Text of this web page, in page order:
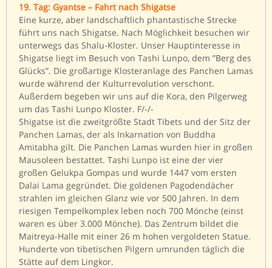
19. Tag: Gyantse – Fahrt nach Shigatse
Eine kurze, aber landschaftlich phantastische Strecke
führt uns nach Shigatse. Nach Möglichkeit besuchen wir
unterwegs das Shalu-Kloster. Unser Hauptinteresse in
Shigatse liegt im Besuch von Tashi Lunpo, dem ”Berg des
Glücks”. Die großartige Klosteranlage des Panchen Lamas
wurde während der Kulturrevolution verschont.
Außerdem begeben wir uns auf die Kora, den Pilgerweg
um das Tashi Lunpo Kloster. F/-/-
Shigatse ist die zweitgrößte Stadt Tibets und der Sitz der
Panchen Lamas, der als Inkarnation von Buddha
Amitabha gilt. Die Panchen Lamas wurden hier in großen
Mausoleen bestattet. Tashi Lunpo ist eine der vier
großen Gelukpa Gompas und wurde 1447 vom ersten
Dalai Lama gegründet. Die goldenen Pagodendächer
strahlen im gleichen Glanz wie vor 500 Jahren. In dem
riesigen Tempelkomplex leben noch 700 Mönche (einst
waren es über 3.000 Mönche). Das Zentrum bildet die
Maitreya-Halle mit einer 26 m hohen vergoldeten Statue.
Hunderte von tibetischen Pilgern umrunden täglich die
Stätte auf dem Lingkor.